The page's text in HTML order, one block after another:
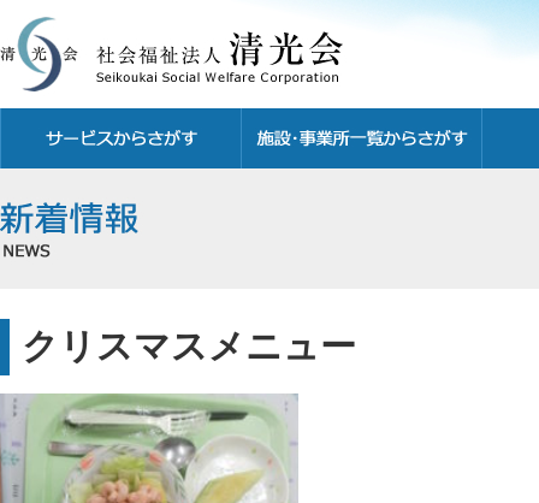
クリスマスメニュー